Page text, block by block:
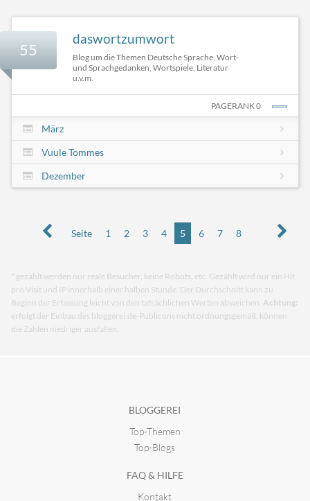
55
daswortzumwort
Blog um die Themen Deutsche Sprache, Wort-
und Sprachgedanken, Wortspiele, Literatur
u.v.m.
PAGERANK 0
März
Vuule Tommes
Dezember
Seite 1 2 3 4 5 6 7 8
* gezählt werden nur reale Besucher, keine Robots, etc. Gezählt wird nur ein Hit
pro Visit und IP innerhalb einer halben Stunde. Der Durchschnitt kann zu
Beginn der Erfassung leicht von den tatsächlichen Werten abweichen. Achtung:
erfolgt der Einbau des bloggerei.de-Publicons nicht ordnungsgemäß, können
die Zahlen niedriger ausfallen.
BLOGGEREI
Top-Themen
Top-Blogs
FAQ & HILFE
Kontakt